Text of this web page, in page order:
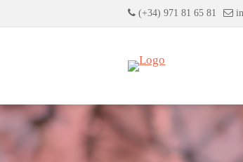
(+34) 971 81 65 81